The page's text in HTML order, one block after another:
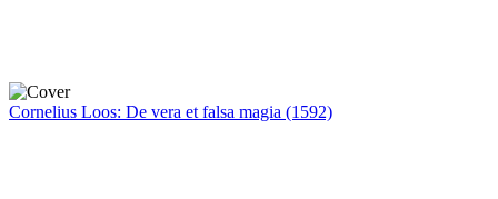
Cornelius Loos: De vera et falsa magia (1592)